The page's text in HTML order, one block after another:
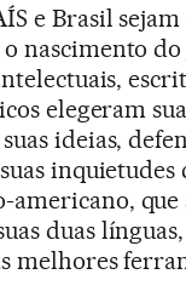
e Brasil
o nascimento
elegeram
ideias,
inquietudes
que
duas
melhores